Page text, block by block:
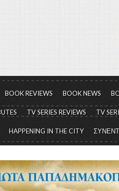
BOOK REVIEWS BOOK NEWS
TV SERIES REVIEWS TV
HAPPENING IN THE CITY